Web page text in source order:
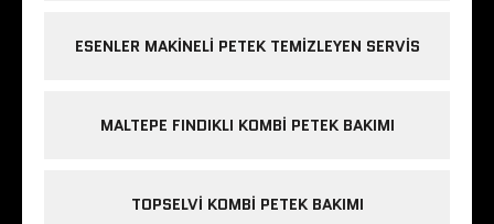
ESENLER MAKINELI PETEK TEMIZLEYEN SERVIS
MALTEPE FINDIKLI KOMBI PETEK BAKIMI
TOPSELVI KOMBI PETEK BAKIMI